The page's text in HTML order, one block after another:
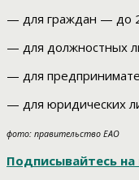
— для граждан — до
— для должностных
— для
— для юридических
фото: правительство ЕАО
Подписывайтесь